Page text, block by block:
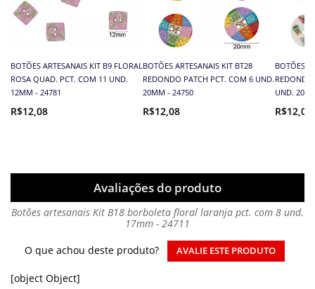
BOTÕES ARTESANAIS KIT B9 FLORAL
ROSA QUAD. PCT. COM 11 UND.
12MM - 24781
R$12,08
BOTÕES ARTESANAIS KIT BT28
REDONDO PATCH PCT. COM 6 UND.
20MM - 24750
R$12,08
BOTÕES
UND.
R$12,08
Avaliações do produto
Botões artesanais Kit B18 borboleta floral laranja pct. com 8 und.
17mm - 24711
O que achou deste produto?
AVALIE ESTE PRODUTO
[object Object]